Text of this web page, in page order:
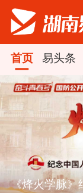
首页 易头条
《烽火学脉》
[
[